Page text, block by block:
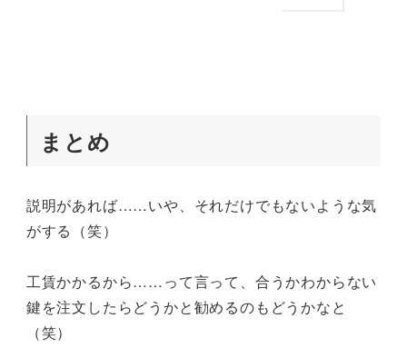
まとめ
説明があれば……いや、それだけでもないような気
がする（笑）
工賃かかるから……って言って、合うかわからない
鍵を注文したらどうかと勧めるのもどうかなと
（笑）